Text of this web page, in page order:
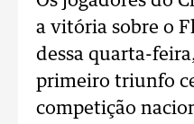
a vitória sobre o
dessa quarta-
primeiro triunfo
competição